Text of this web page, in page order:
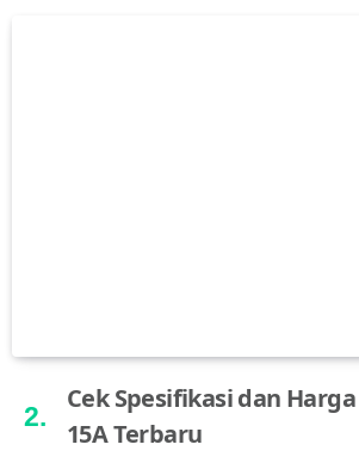
Cek Spesifikasi dan
15A Terbaru